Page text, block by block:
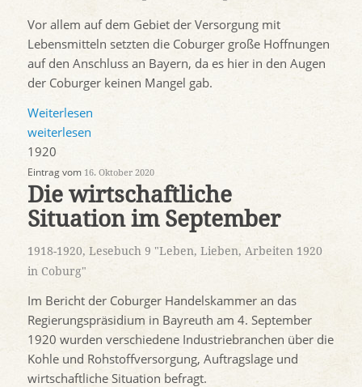
Vor allem auf dem Gebiet der Versorgung mit
Lebensmitteln setzten die Coburger große Hoffnungen
auf den Anschluss an Bayern, da es hier in den Augen
der Coburger keinen Mangel gab.
Weiterlesen
weiterlesen
1920
Eintrag vom 16. Oktober 2020
Die wirtschaftliche
Situation im September
1918-1920, Lesebuch 9 "Leben, Lieben, Arbeiten 1920
in Coburg"
Im Bericht der Coburger Handelskammer an das
Regierungspräsidium in Bayreuth am 4. September
1920 wurden verschiedene Industriebranchen über die
Kohle und Rohstoffversorgung, Auftragslage und
wirtschaftliche Situation befragt.